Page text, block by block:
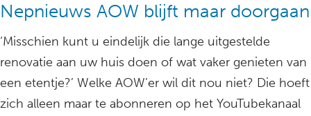
Nepnieuws AOW blijft maar doorgaan
‘Misschien kunt u eindelijk die lange uitgestelde
renovatie aan uw huis doen of wat vaker genieten van
een etentje?’ Welke AOW’er wil dit nou niet? Die hoeft
zich alleen maar te abonneren op het YouTubekanaal